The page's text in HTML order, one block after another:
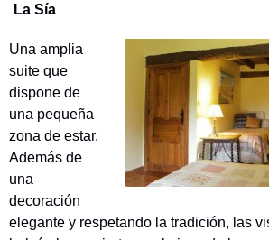
La Sía
Una amplia
suite que
dispone de
una pequeña
zona de estar.
Además de
una
decoración
elegante y respetando la tradición, las